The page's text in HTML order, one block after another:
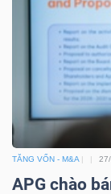
TĂNG VỐN - M&A
APG chào